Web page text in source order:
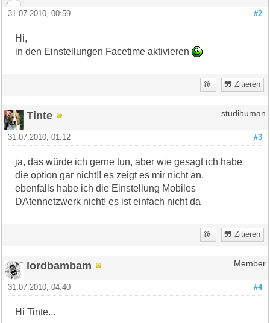
#2
31.07.2010, 00:59
Hi,
in den Einstellungen Facetime aktivieren
Zitieren
Tinte studihuman
#3
31.07.2010, 01:12
ja, das würde ich gerne tun, aber wie gesagt ich habe
die option gar nicht!! es zeigt es mir nicht an.
ebenfalls habe ich die Einstellung Mobiles
DAtennetzwerk nicht! es ist einfach nicht da
Zitieren
lordbambam Member
#4
31.07.2010, 04:40
Hi Tinte...